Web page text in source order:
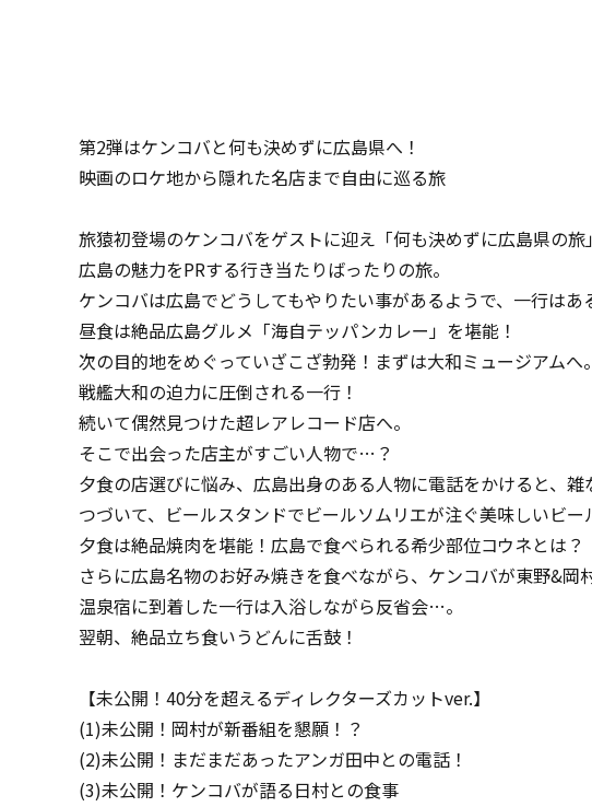
第2弾はケンコバと何も決めずに広島県へ！
映画のロケ地から隠れた名店まで自由に巡る旅
旅猿初登場のケンコバをゲストに迎え「何も決めずに広島県の旅
広島の魅力をPRする行き当たりばったりの旅。
ケンコバは広島でどうしてもやりたい事があるようで、一行はあ
昼食は絶品広島グルメ「海自テッパンカレー」を堪能！
次の目的地をめぐっていざこざ勃発！まずは大和ミュージアムへ。
戦艦大和の迫力に圧倒される一行！
続いて偶然見つけた超レアレコード店へ。
そこで出会った店主がすごい人物で…？
夕食の店選びに悩み、広島出身のある人物に電話をかけると、雑
つづいて、ビールスタンドでビールソムリエが注ぐ美味しいビー
夕食は絶品焼肉を堪能！広島で食べられる希少部位コウネとは？
さらに広島名物のお好み焼きを食べながら、ケンコバが東野&岡
温泉宿に到着した一行は入浴しながら反省会…。
翌朝、絶品立ち食いうどんに舌鼓！
【未公開！40分を超えるディレクターズカットver.】
(1)未公開！岡村が新番組を懇願！？
(2)未公開！まだまだあったアンガ田中との電話！
(3)未公開！ケンコバが語る日村との食事